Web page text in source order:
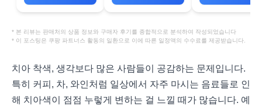
* 본 리뷰는 판매처의 상품 정보와 구매자 후기를 종합적으로 분석하여 작성되었습니다
* 이 포스팅은 쿠팡 파트너스 활동의 일환으로 이에 따른 일정액의 수수료를 제공받습니다.
치아 착색, 생각보다 많은 사람들이 공감하는 문제입니다.
특히 커피, 차, 와인처럼 일상에서 자주 마시는 음료들로 인
해 치아색이 점점 누렇게 변하는 걸 느낄 때가 많습니다. 예